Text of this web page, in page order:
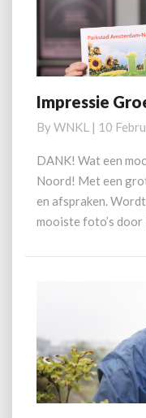
Impressie
Ontbijt
van
Impressie
ByWNKL | 10
DANK! Wat een
Noord! Met een
en afspraken.
mooiste foto’s door